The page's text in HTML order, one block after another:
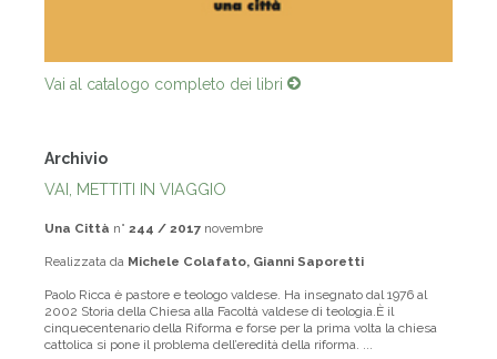
Vai al catalogo completo dei libri
Archivio
VAI, METTITI IN VIAGGIO
Una Città n° 244 / 2017 novembre
Realizzata da Michele Colafato, Gianni Saporetti
Paolo Ricca è pastore e teologo valdese. Ha insegnato dal 1976 al
2002 Storia della Chiesa alla Facoltà valdese di teologia.È il
cinquecentenario della Riforma e forse per la prima volta la chiesa
cattolica si pone il problema dell’eredità della riforma. ...